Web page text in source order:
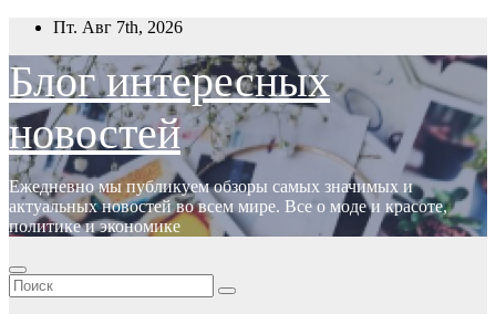
Перейти
содержимому
Пт. Авг 7th, 2026
Блог интересных
новостей
Ежедневно мы публикуем обзоры самых значимых и
актуальных новостей во всем мире. Все о моде и красоте,
политике и экономике